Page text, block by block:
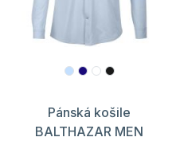
Pánská košile
BALTHAZAR MEN